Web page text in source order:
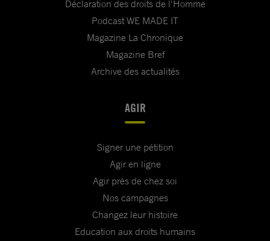
Déclaration des droits de l'Homme
Podcast WE MADE IT
Magazine La Chronique
Magazine Bref
Archive des actualités
AGIR
Signer une pétition
Agir en ligne
Agir près de chez soi
Nos campagnes
Changez leur histoire
Education aux droits humains